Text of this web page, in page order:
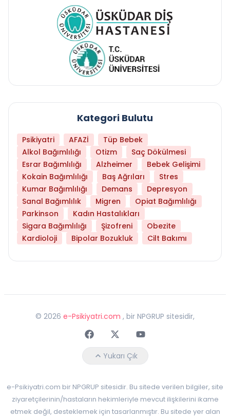
Kategori Bulutu
Psikiyatri AFAZİ
Tüp Bebek
Alkol Bağımlılığı
Otizm
Saç Dökülmesi
Esrar Bağımlılığı
Alzheimer
Bebek Gelişimi
Kokain Bağımlılığı
Baş Ağrıları
Stres
Kumar Bağımlılığı
Demans
Depresyon
Sanal Bağımlılık
Migren
Opiat Bağımlılığı
Parkinson
Kadın Hastalıkları
Sigara Bağımlılığı
Şizofreni
Obezite
Kardioloji
Bipolar Bozukluk Cilt Bakımı
© 2026 e-Psikiyatri.com , bir NPGRUP sitesidir,
FaceebokTwitterYoutube
Yukarı Çık
e-Psikiyatri.com bir NPGRUP sitesidir. Bu sitede verilen bilgiler, site
ziyaretçilerinin/hastaların hekimleriyle mevcut ilişkilerini ikame
etmek değil, desteklemek için tasarlanmıştır. Bu sitede yer alan